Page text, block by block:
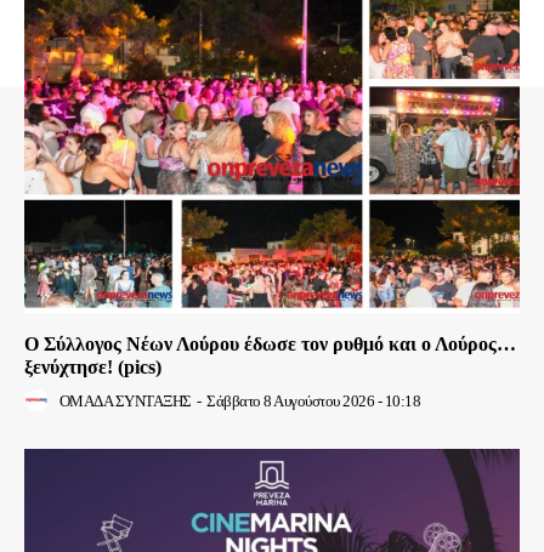
Ο Σύλλογος Νέων Λούρου έδωσε τον ρυθμό και ο Λούρος…
ξενύχτησε! (pics)
ΟΜΑΔΑ ΣΥΝΤΑΞΗΣ - Σάββατο 8 Αυγούστου 2026 - 10:18